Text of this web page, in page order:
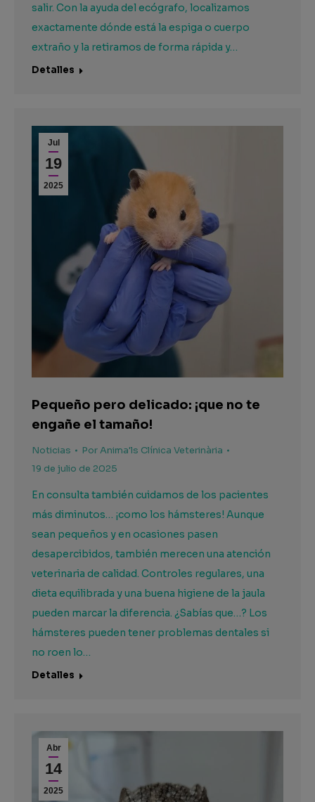
salir. Con la ayuda del ecógrafo, localizamos
exactamente dónde está la espiga o cuerpo
extraño y la retiramos de forma rápida y…
Detalles
Jul
19
2025
Pequeño pero delicado: ¡que no te
engañe el tamaño!
Noticias PorAnima'ls Clínica Veterinària
19 de julio de 2025
En consulta también cuidamos de los pacientes
más diminutos… ¡como los hámsteres! Aunque
sean pequeños y en ocasiones pasen
desapercibidos, también merecen una atención
veterinaria de calidad. Controles regulares, una
dieta equilibrada y una buena higiene de la jaula
pueden marcar la diferencia. ¿Sabías que…? Los
hámsteres pueden tener problemas dentales si
no roen lo…
Detalles
Abr
14
2025